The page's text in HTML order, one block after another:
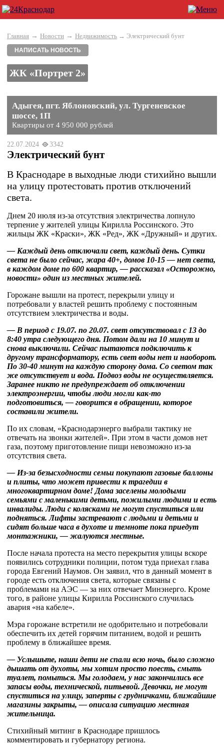
Главная → Новости → Недвижимость → Электрический бунт
НАПИСАТЬ НОВОСТЬ
ЖК «Портрет 2»
Адыгея, пгт. Яблоновский, ул. Тургеневское
шоссе, 1П
Квартиры от 4 950 000 рублей
22.07.2024 3342
Электрический бунт
В Краснодаре в выходные люди стихийно вышли
на улицу протестовать против отключений
света.
Днем 20 июля из-за отсутствия электричества лопнуло
терпение у жителей улицы Кирилла Россинского. Это
жильцы ЖК «Краски», ЖК «Ред», ЖК «Дружный» и других.
— Каждый день отключали свет, каждый день. Сутки
света не было сейчас, жара 40+, домов 10-15 — нет света,
в каждом доме по 600 квартир, — рассказал «Осторожно,
новости» один из местных жителей.
Горожане вышли на протест, перекрыли улицу и
потребовали у властей решить проблему с постоянным
отсутствием электричества и воды.
— В период с 19.07. по 20.07. свет отсутствовал с 13 до
8:40 утра следующего дня. Потом дали на 10 минут и
снова выключили. Сейчас пытаются подключить к
другому трансформатору, есть свет воды нет и наоборот.
По 30-40 минут на каждую сторону дома. Со светом так
же отсутствует и вода. Подвоз воды не осуществляется.
Заранее никто не предупреждает об отключении
электроэнергии, чтобы люди могли как-то
подготовиться, — говорится в обращении, которое
составили жители.
По их словам, «Краснодарэнерго выбрали тактику не
отвечать на звонки жителей». При этом в части домов нет
газа, поэтому приготовление пищи невозможно из-за
отсутствия света.
— Из-за безысходности семьи покупают газовые баллоны
и плиты, что может привести к трагедии в
многоквартирном доме! Дома заселены молодыми
семьями с маленькими детьми, пожилыми людими и есть
инвалиды. Люди с колясками не могут спуститься или
подняться. Лифты застревают с людьми и детьми и
сидят больше часа в духоте и темноте пока приедут
монтажники, — жалуются местные.
После начала протеста на место перекрытия улицы вскоре
появились сотрудники полиции, потом туда приехал глава
города Евгений Наумов. Он заявил, что в данный момент в
городе есть отключения света, которые связаны с
проблемами на АЭС — за них отвечает Минэнерго. Кроме
того, в районе улицы Кирилла Россинского случилась
авария «на кабеле».
Мэра горожане встретили не одобрительно и потребовали
обеспечить их детей горячим питанием, водой и решить
проблему в ближайшее время.
— Услышьте, наши дети не спали всю ночь, было сложно
дышать от духоты, мы хотим просто поесть, смыть
туалет, помыться. Мы голодаем, у нас закончились все
запасы воды, технической, питьевой. Девочки, не могут
спуститься на улицу, заперты с грудничками, ближайшие
магазины закрыты, — описала ситуацию местная
жительница.
Стихийный митинг в Краснодаре пришлось
комментировать и губернатору региона.